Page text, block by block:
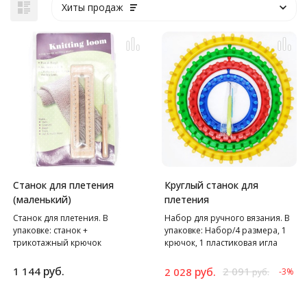
Хиты продаж
Станок для плетения
(маленький)
Станок для плетения. В
упаковке: станок +
трикотажный крючок
1 144 руб.
Круглый станок для
плетения
Набор для ручного вязания. В
упаковке: Набор/4 размера, 1
крючок, 1 пластиковая игла
2 028 руб. 2 091руб. -3%